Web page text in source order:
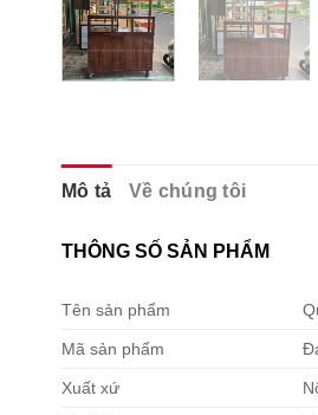
Mô tả Về chúng tôi
THÔNG SỐ SẢN PHẨM
Tên sản phẩm
Mã sản phẩm
Xuất xứ